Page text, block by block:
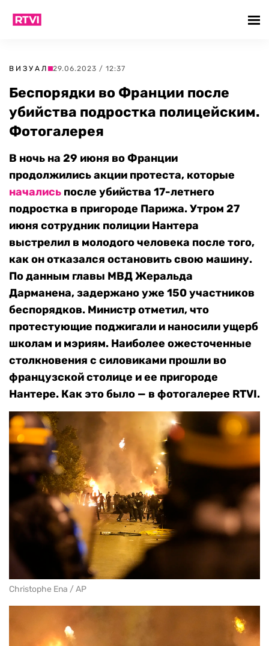
ВИЗУАЛ 29.06.2023 / 12:37
Беспорядки во Франции после
убийства подростка полицейским.
Фотогалерея
В ночь на 29 июня во Франции
продолжились акции протеста, которые
начались после убийства 17-летнего
подростка в пригороде Парижа. Утром 27
июня сотрудник полиции Нантера
выстрелил в молодого человека после того,
как он отказался остановить свою машину.
По данным главы МВД Жеральда
Дарманена, задержано уже 150 участников
беспорядков. Министр отметил, что
протестующие поджигали и наносили ущерб
школам и мэриям. Наиболее ожесточенные
столкновения с силовиками прошли во
французской столице и ее пригороде
Нантере. Как это было — в фотогалерее RTVI.
Christophe Ena / AP